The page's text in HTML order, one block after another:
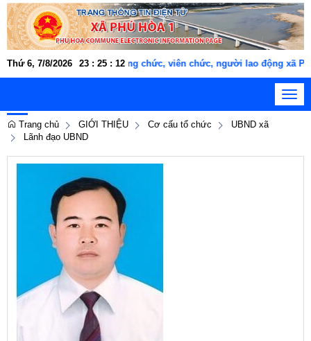
Thứ 6, 7/8/2026 23 : 25 : 12
Cán bộ, công chức, viên chức, người lao động xã Phú
Trang chủ
GIỚI THIỆU Cơ cấu tổ chức
UBND xã
Lãnh đạo UBND